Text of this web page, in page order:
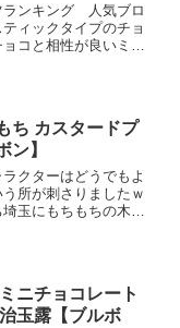
ランキング 人気ブロ
ィックタイプのチョ
コと相性が良いミン
ち カスタードプ
ン】
クターはどうでもよ
所が刺さりましたｗ
玉にもちもちの木と
ニチョコレート
玉露【ブルボ